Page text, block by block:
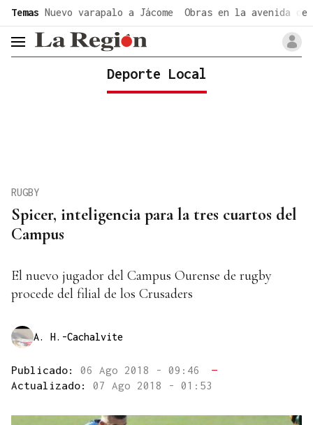
Temas Nuevo varapalo a Jácome Obras en la avenida de
header.menu.open
Deporte Local
Spicer, inteligencia para la tres cuartos del
Campus
RUGBY
El nuevo jugador del Campus Ourense de rugby
procede del filial de los Crusaders
A. H.-Cachalvite
Publicado: 06 Ago 2018 - 09:46
—
Actualizado: 07 Ago 2018 - 01:53